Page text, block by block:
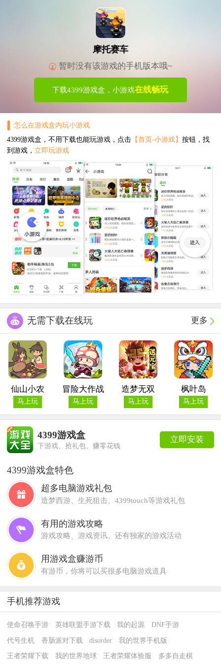
摩托赛车
暂时没有该游戏的手机版本哦~
下载4399游戏盒，小游戏在线畅玩
怎么在游戏盒内玩小游戏
4399游戏盒，不用下载也能玩游戏，点击【首页-小游戏】 按钮，找
到游戏， 立即玩游戏
更多
无需下载在线玩
仙山小农
马上玩
冒险大作战
马上玩
造梦无双
马上玩
枫叶岛
马上玩
立即安装
4399游戏盒
下游戏、抢礼包、赚零花钱
4399游戏盒特色
超多电脑游戏礼包
造梦西游、生死狙击、4399touch等游戏礼包
有用的游戏攻略
游戏攻略、游戏资讯、还有独家的游戏活动
用游戏盒赚游币
有游币，你将可以买很多电脑游戏道具
手机推荐游戏
使命召唤手游 英雄联盟手游下载 我的起源 DNF手游
代号生机 香肠派对下载 disorder 我的世界手机版
王者荣耀下载 我的世界地球 王者荣耀体验服 多多自走棋